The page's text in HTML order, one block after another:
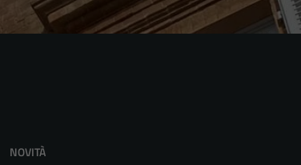
NOVITÀ